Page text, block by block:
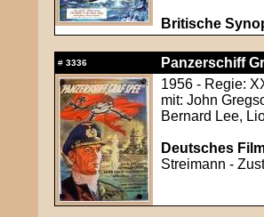
Britische
# 3336
Panzerschiff
1956 - Regie:
mit: John
Bernard Lee,
Deutsches
Streimann -